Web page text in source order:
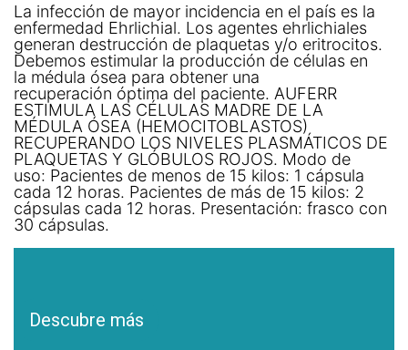
La infección de mayor incidencia en el país es la
enfermedad Ehrlichial. Los agentes ehrlichiales
generan destrucción de plaquetas y/o eritrocitos.
Debemos estimular la producción de células en
la médula ósea para obtener una
recuperación óptima del paciente. AUFERR
ESTIMULA LAS CÉLULAS MADRE DE LA
MÉDULA ÓSEA (HEMOCITOBLASTOS)
RECUPERANDO LOS NIVELES PLASMÁTICOS DE
PLAQUETAS Y GLÓBULOS ROJOS. Modo de
uso: Pacientes de menos de 15 kilos: 1 cápsula
cada 12 horas. Pacientes de más de 15 kilos: 2
cápsulas cada 12 horas. Presentación: frasco con
30 cápsulas.
Descubre más